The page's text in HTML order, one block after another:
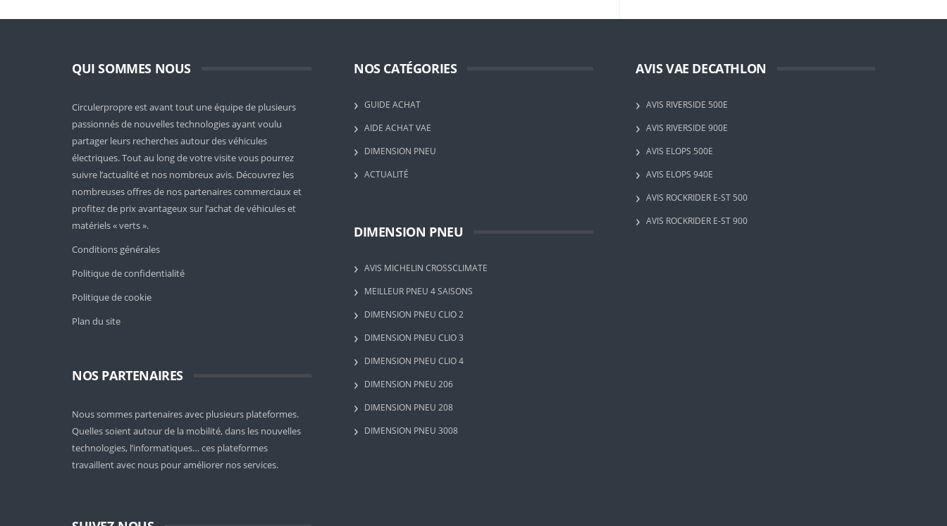
QUI SOMMES NOUS
Circulerpropre est avant tout une équipe de plusieurs
passionnés de nouvelles technologies ayant voulu
partager leurs recherches autour des véhicules
électriques. Tout au long de votre visite vous pourrez
suivre l’actualité et nos nombreux avis. Découvrez les
nombreuses offres de nos partenaires commerciaux et
profitez de prix avantageux sur l’achat de véhicules et
matériels « verts ».
Conditions générales
Politique de confidentialité
Politique de cookie
Plan du site
NOS PARTENAIRES
Nous sommes partenaires avec plusieurs plateformes.
Quelles soientautour de la mobilité, dans les nouvelles
technologies, l’informatiques… ces plateformes
travaillent avec nous pour améliorer nos services.
NOS CATÉGORIES
GUIDE ACHAT
AIDE ACHAT VAE
DIMENSION PNEU
ACTUALITÉ
DIMENSION PNEU
AVIS MICHELIN CROSSCLIMATE
MEILLEUR PNEU 4 SAISONS
DIMENSION PNEU CLIO 2
DIMENSION PNEU CLIO 3
DIMENSION PNEU CLIO 4
DIMENSION PNEU 206
DIMENSION PNEU 208
DIMENSION PNEU 3008
AVIS VAE DECATHLON
AVIS RIVERSIDE 500E
AVIS RIVERSIDE 900E
AVIS ELOPS 500E
AVIS ELOPS 940E
AVIS ROCKRIDER E-ST 500
AVIS ROCKRIDER E-ST 900